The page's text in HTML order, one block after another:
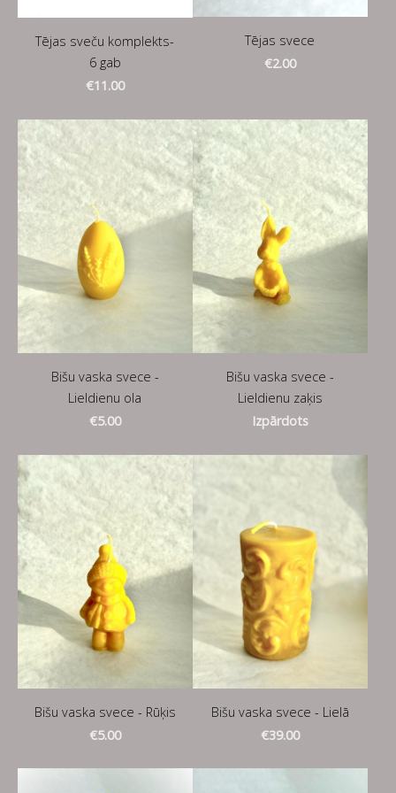
Tējas sveču komplekts-
6 gab
€11.00
Tējas svece
€2.00
Bišu vaska svece -
Lieldienu ola
€5.00
Bišu vaska svece -
Lieldienu zaķis
Izpārdots
Bišu vaska svece - Rūķis
€5.00
Bišu vaska svece - Lielā
€39.00